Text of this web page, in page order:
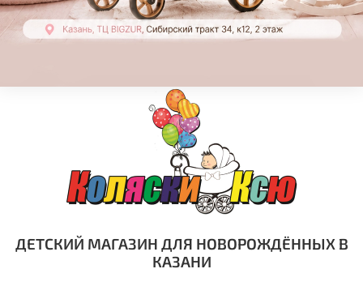
ДЕТСКИЙ МАГАЗИН ДЛЯ НОВОРОЖДЁННЫХ В
КАЗАНИ